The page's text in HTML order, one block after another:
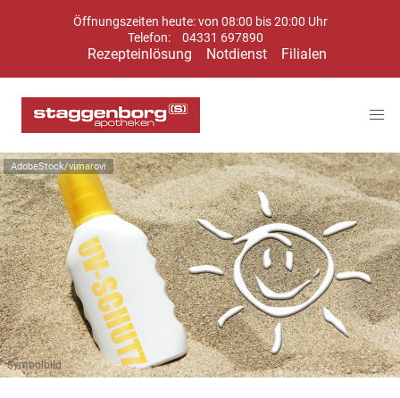
Öffnungszeiten heute: von 08:00 bis 20:00 Uhr
Telefon:
04331 697890
Rezepteinlösung Notdienst Filialen
AdobeStock/vimarovi
Symbolbild